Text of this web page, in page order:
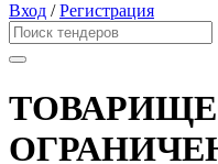
Вход /Регистрация